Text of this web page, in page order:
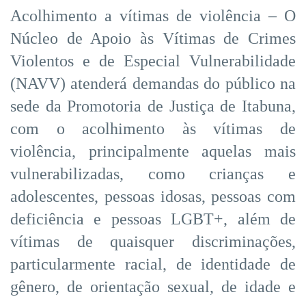
Acolhimento a vítimas de violência – O
Núcleo de Apoio às Vítimas de Crimes
Violentos e de Especial Vulnerabilidade
(NAVV) atenderá demandas do público na
sede da Promotoria de Justiça de Itabuna,
com o acolhimento às vítimas de
violência, principalmente aquelas mais
vulnerabilizadas, como crianças e
adolescentes, pessoas idosas, pessoas com
deficiência e pessoas LGBT+, além de
vítimas de quaisquer discriminações,
particularmente racial, de identidade de
gênero, de orientação sexual, de idade e